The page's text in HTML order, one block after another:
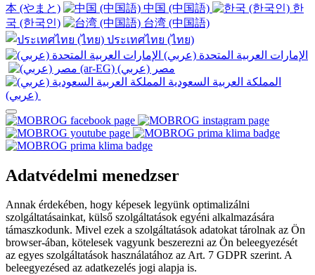
本 (やまと)
中国 (中国語)
한
국 (한국인)
台湾 (中国語)
ประเทศไทย (ไทย)
Adatvédelmi menedzser
Annak érdekében, hogy képesek legyünk optimalizálni
szolgáltatásainkat, külső szolgáltatások egyéni alkalmazására
támaszkodunk. Mivel ezek a szolgáltatások adatokat tárolnak az Ön
browser-ában, kötelesek vagyunk beszerezni az Ön beleegyezését
az egyes szolgáltatások használatához az Art. 7 GDPR szerint. A
beleegyezésed az adatkezelés jogi alapja is.